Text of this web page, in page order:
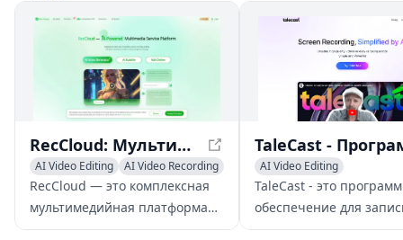
RecCloud: Мультимедийная платформа на базе ИИ
AI Video Editing
AI Video Recording
AI Video Generator
RecCloud — это комплексная
мультимедийная платформа
на базе ИИ, которая упрощает
AI Video Editing
AI Video Enhancing
AI Video Recording
TaleCast - это
обеспечение для
экрана и создания